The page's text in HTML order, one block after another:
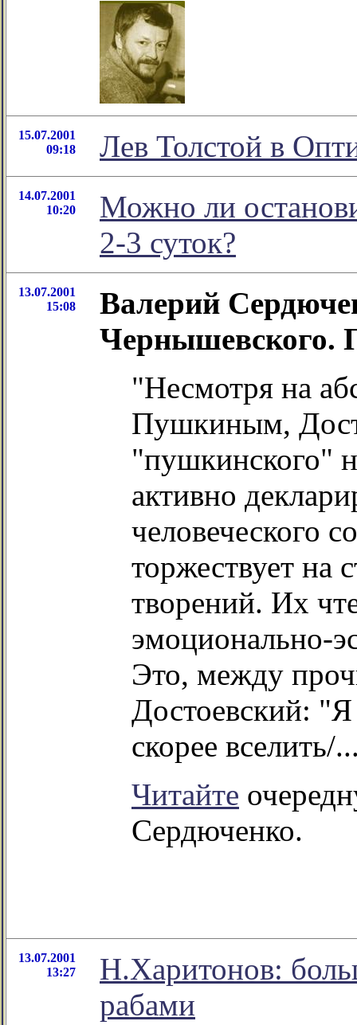
15.07.2001
09:18
Лев Толстой в
14.07.2001
10:20
Можно ли
2-3 суток?
13.07.2001
15:08
Валерий
Чернышевского.
"Несмотря на
Пушкиным,
"пушкинского"
активно
человеческого
торжествует на
творений. Их
эмоционально-
Это, между
Достоевский: "Я
скорее
Читайте
Сердюченко.
13.07.2001
13:27
Н.Харитонов:
рабами